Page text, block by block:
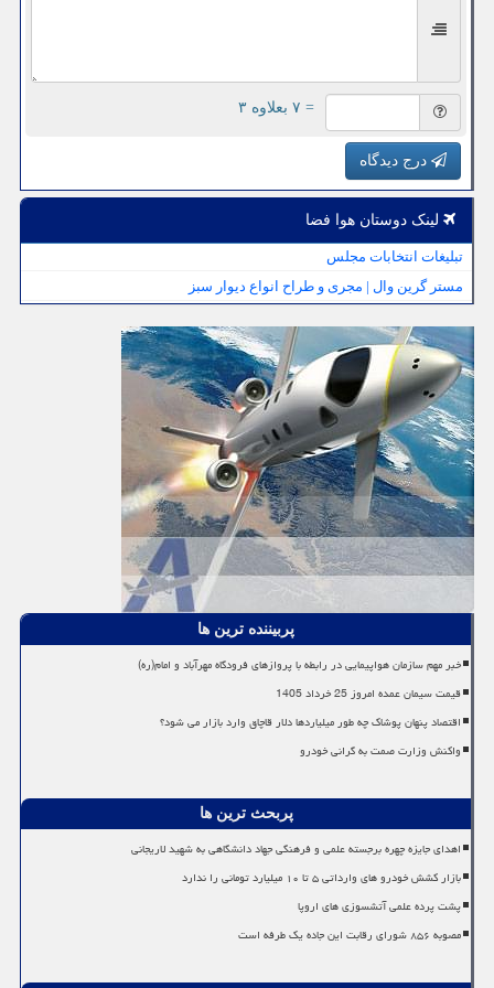
= ۷ بعلاوه ۳
درج دیدگاه
لینک دوستان هوا فضا
تبلیغات انتخابات مجلس
مستر گرین وال | مجری و طراح انواع دیوار سبز
پربیننده ترین ها
خبر مهم سازمان هواپیمایی در رابطه با پروازهای فرودگاه مهرآباد و امام(ره)
قیمت سیمان عمده امروز 25 خرداد 1405
اقتصاد پنهان پوشاک چه طور میلیاردها دلار قاچاق وارد بازار می شود؟
واکنش وزارت صمت به گرانی خودرو
پربحث ترین ها
اهدای جایزه چهره برجسته علمی و فرهنگی جهاد دانشگاهی به شهید لاریجانی
بازار کشش خودرو های وارداتی ۵ تا ۱۰ میلیارد تومانی را ندارد
پشت پرده علمی آتشسوزی های اروپا
مصوبه ۸۵۶ شورای رقابت این جاده یک طرفه است